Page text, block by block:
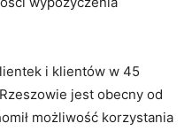
i klientów w 45
jest obecny od
możliwość korzystania